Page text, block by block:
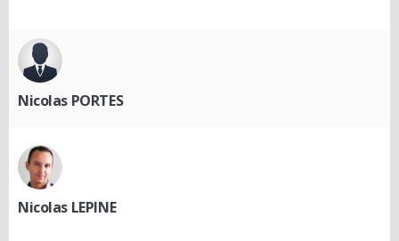
Nicolas PORTES
Nicolas LEPINE